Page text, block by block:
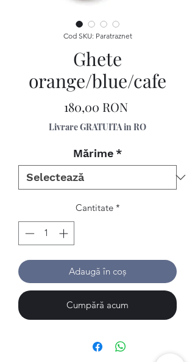
Cod SKU: Paratraznet
Ghete
orange/blue/cafe
180,00 RONPreț
Livrare GRATUITA in RO
Mărime *
Cantitate *
Adaugă în coș
Cumpără acum